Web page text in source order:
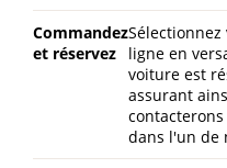
Commandez
et réservez
ligne en
voiture est
assurant
dans l'un de